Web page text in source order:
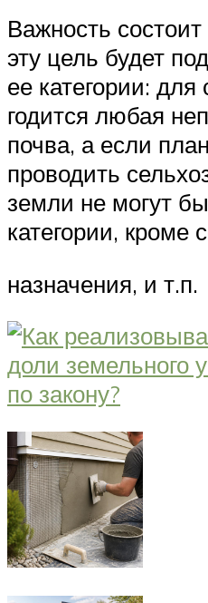
Важность
эту цель будет
ее категории: для
годится любая
почва, а если
проводить
земли не могут
категории, кроме
назначения, и т.п.